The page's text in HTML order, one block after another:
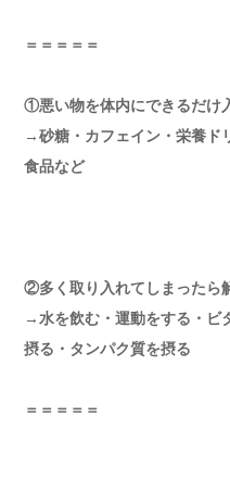
＝＝＝＝＝
①悪い物を体内にできるだけ
→砂糖・カフェイン・栄養ド
食品など
②多く取り入れてしまったら
→水を飲む・運動をする・ビ
摂る・タンパク質を摂る
＝＝＝＝＝